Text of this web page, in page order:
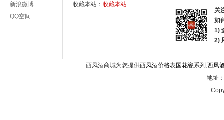
新浪微博
QQ空间
收藏本站： 收藏本站
关
如
1)
2)
西凤酒商城为您提供西凤酒价格表国花瓷系列, 西凤
地址